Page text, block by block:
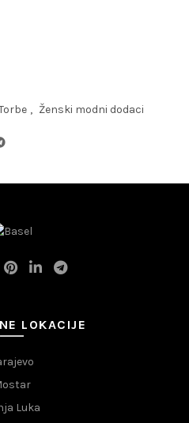
, Ženski modni dodaci
LOKACIJE
Luka